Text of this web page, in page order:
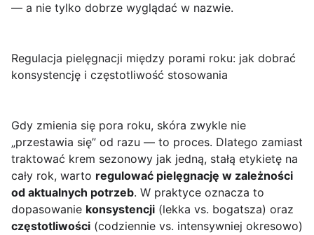
— a nie tylko dobrze wyglądać w nazwie.
Regulacja pielęgnacji między porami roku: jak dobrać
konsystencję i częstotliwość stosowania
Gdy zmienia się pora roku, skóra zwykle nie
„przestawia się” od razu — to proces. Dlatego zamiast
traktować krem sezonowy jak jedną, stałą etykietę na
cały rok, warto regulować pielęgnację w zależności
od aktualnych potrzeb. W praktyce oznacza to
dopasowanie konsystencji (lekka vs. bogatsza) oraz
częstotliwości (codziennie vs. intensywniej okresowo)